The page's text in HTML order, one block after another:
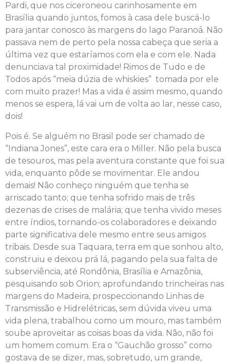
Pardi, que nos ciceroneou carinhosamente em
Brasília quando juntos, fomos à casa dele buscá-lo
para jantar conosco às margens do lago Paranoá. Não
passava nem de perto pela nossa cabeça que seria a
última vez que estaríamos com ela e com ele. Nada
denunciava tal proximidade! Rimos de Tudo e de
Todos após “meia dúzia de whiskies” tomada por ele
com muito prazer! Mas a vida é assim mesmo, quando
menos se espera, lá vai um de volta ao lar, nesse caso,
dois!
Pois é. Se alguém no Brasil pode ser chamado de
“Indiana Jones”, este cara era o Miller. Não pela busca
de tesouros, mas pela aventura constante que foi sua
vida, enquanto pôde se movimentar. Ele andou
demais! Não conheço ninguém que tenha se
arriscado tanto; que tenha sofrido mais de três
dezenas de crises de malária; que tenha vivido meses
entre índios, tornando-os colaboradores e deixando
parte significativa dele mesmo entre seus amigos
tribais. Desde sua Taquara, terra em que sonhou alto,
construiu e deixou prá lá, pagando pela sua falta de
subserviência, até Rondônia, Brasília e Amazônia,
pesquisando sob Orion; aprofundando trincheiras nas
margens do Madeira, prospeccionando Linhas de
Transmissão e Hidrelétricas, sem dúvida viveu uma
vida plena, trabalhou como um mouro, mas também
soube aproveitar as coisas boas da vida. Não, não foi
um homem comum. Era o “Gauchão grosso” como
gostava de se dizer, mas, sobretudo, um grande,